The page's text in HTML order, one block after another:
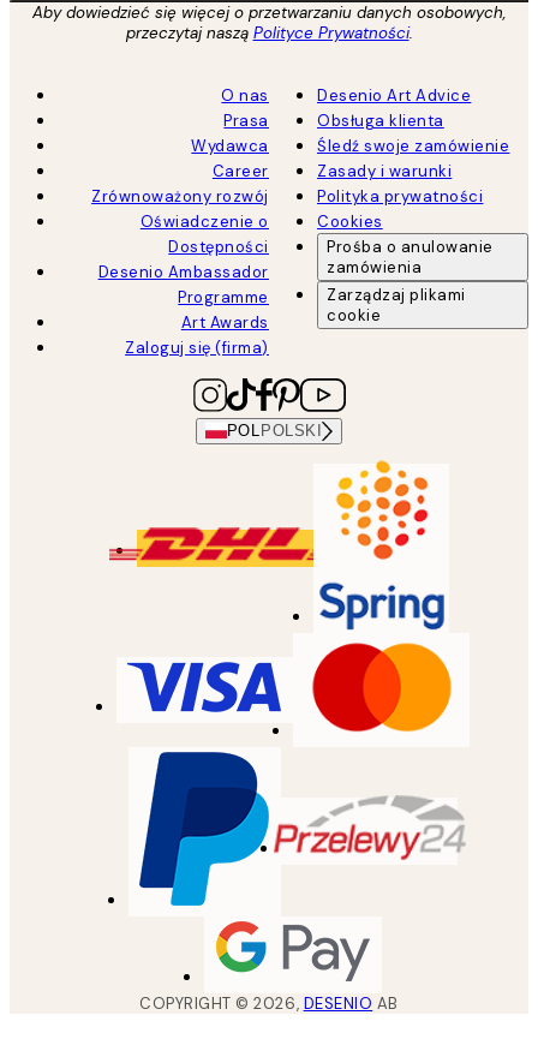
Aby dowiedzieć się więcej o przetwarzaniu danych osobowych,
przeczytaj naszą Polityce Prywatności.
O nas
Prasa
Wydawca
Career
Zrównoważony rozwój
Oświadczenie o
Dostępności
Desenio Ambassador
Programme
Art Awards
Zaloguj się (firma)
Desenio Art Advice
Obsługa klienta
Śledź swoje zamówienie
Zasady i warunki
Polityka prywatności
Cookies
Prośba o anulowanie
zamówienia
Zarządzaj plikami
cookie
POL POLSKI
COPYRIGHT ©2026, DESENIO AB